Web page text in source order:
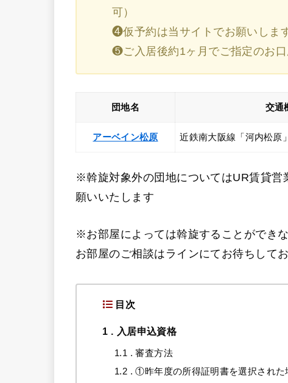
可）
❹仮予約は当サイトでお願いしま
❺ご入居後約1ヶ月でご指定のお
団地名 交通
アーベイン松原 近鉄南大阪線「河内松原
※斡旋対象外の団地についてはUR賃貸営
願いいたします
※お部屋によっては斡旋することができ
お部屋のご相談はラインにてお待ちして
目次
1 入居申込資格
1.1
審査方法
1.2
①昨年度の所得証明書を選択された